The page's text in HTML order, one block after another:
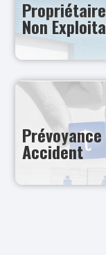
Propriétaire
Non
Prévoyance
Accident